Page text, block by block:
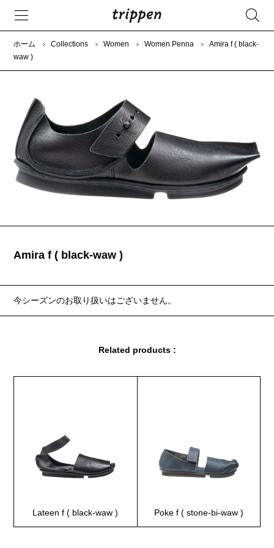
ホーム Collections Women Women Penna
Amira f ( black-
waw )
Amira f ( black-waw )
今シーズンのお取り扱いはございません。
Related products :
Lateen f ( black-waw ) Poke f ( stone-bi-waw )